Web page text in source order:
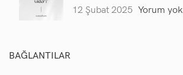
12 Şubat 2025 Yorum yok
BAĞLANTILAR